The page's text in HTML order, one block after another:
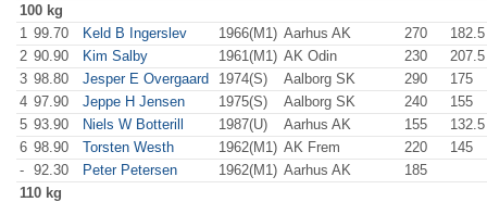
100 kg
1 99.70 Keld B Ingerslev 1966(M1) Aarhus AK 270
182.5
2 90.90 Kim Salby 1961(M1) AK Odin 230
207.5
3 98.80 Jesper E Overgaard 1974(S) Aalborg SK 290 175
4 97.90 Jeppe H Jensen 1975(S) Aalborg SK 240 155
5 93.90 Niels W Botterill 1987(U) Aarhus AK 155
132.5
6 98.90 Torsten Westh 1962(M1) AK Frem 220 145
- 92.30 Peter Petersen 1962(M1) Aarhus AK 185
110 kg